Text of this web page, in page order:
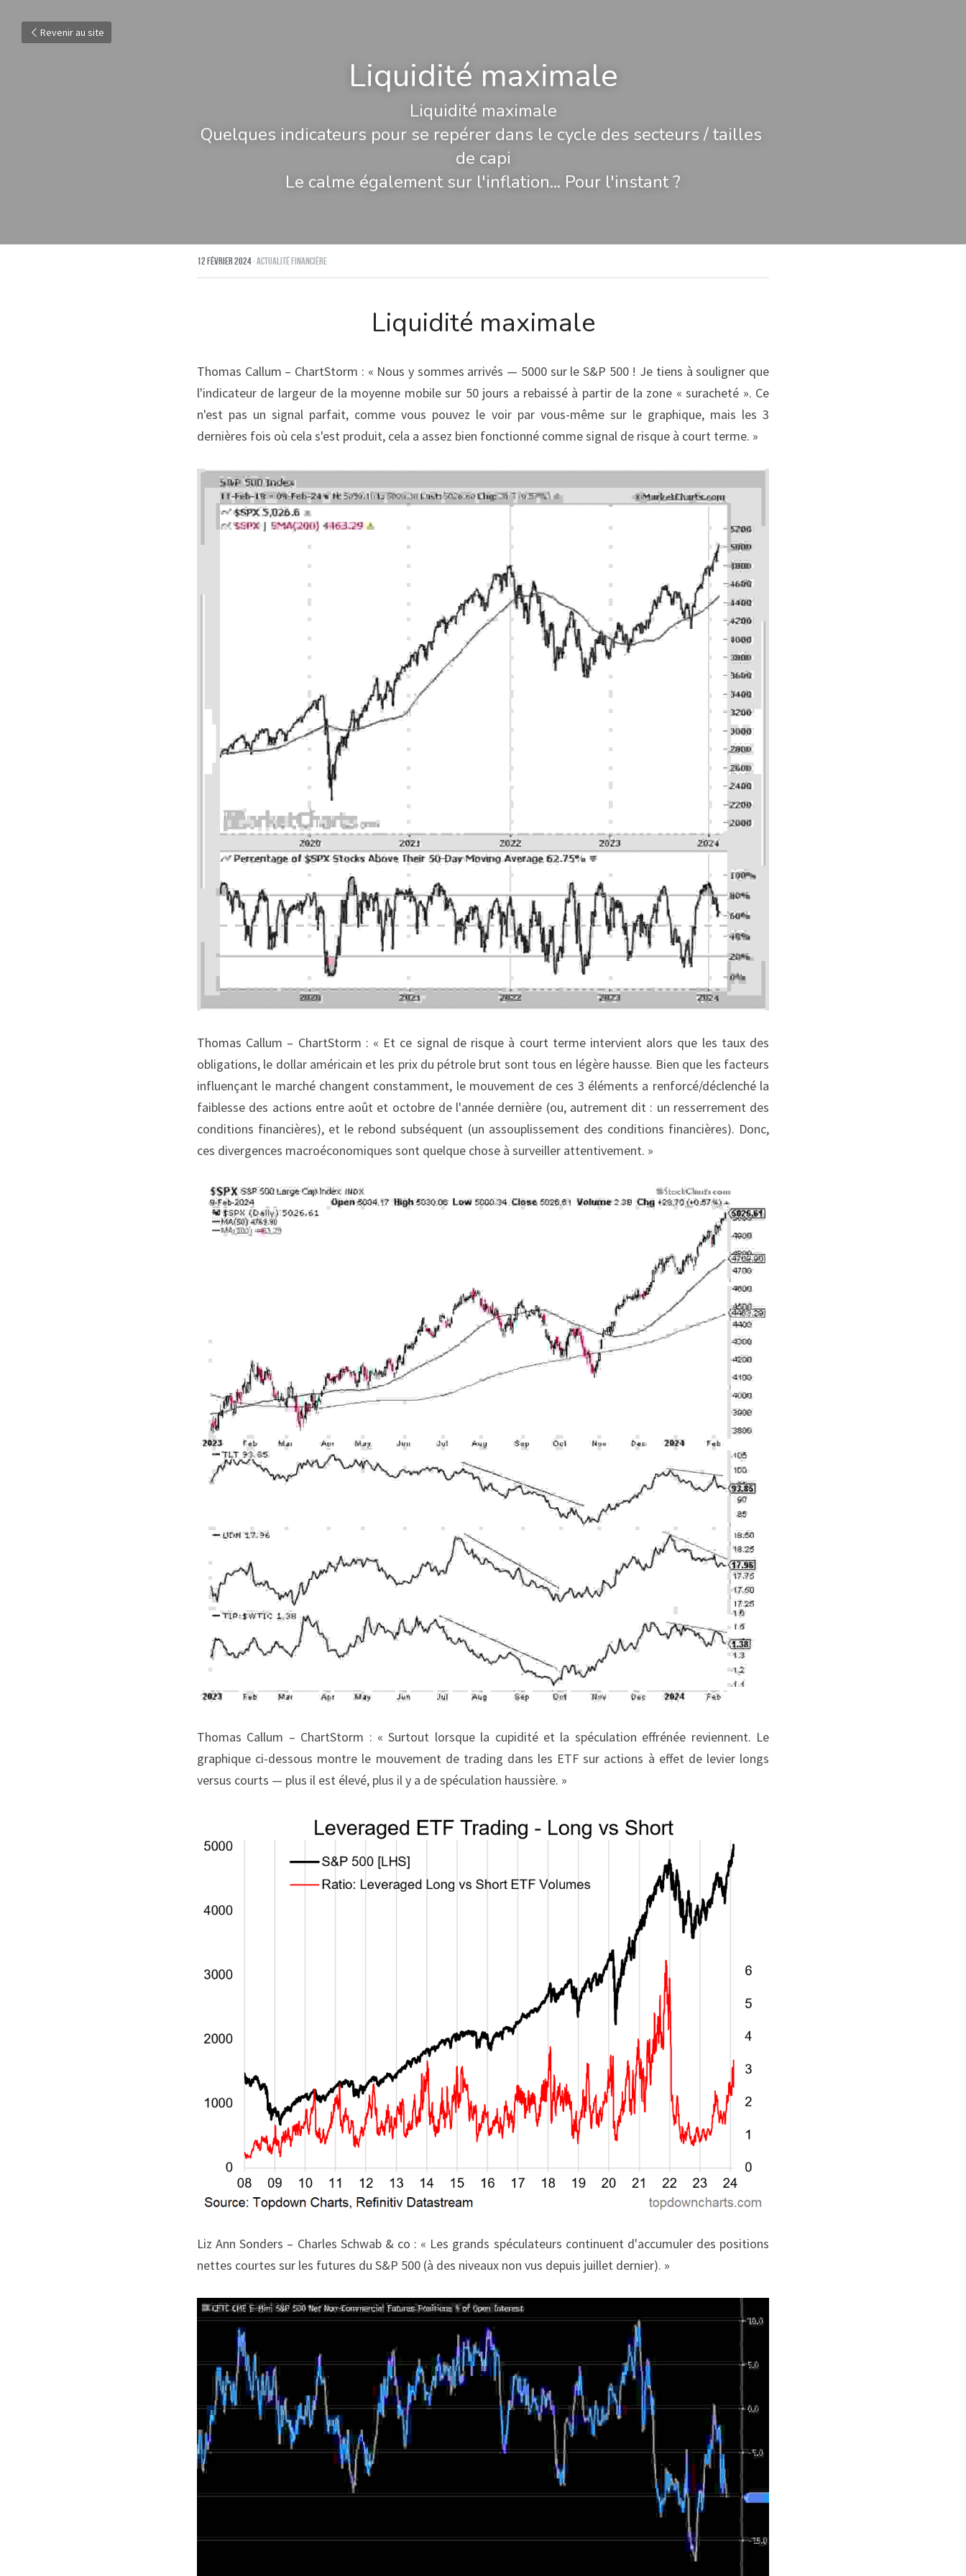
Revenir au site
Liquidité maximale
Liquidité maximale
Quelques indicateurs pour se repérer dans le cycle des secteurs / tailles
de capi
Le calme également sur l'inflation... Pour l'instant ?
12 février 2024·Actualité financière
Liquidité maximale
Thomas Callum – ChartStorm : « Nous y sommes arrivés — 5000 sur le S&P 500 ! Je tiens à souligner que
l'indicateur de largeur de la moyenne mobile sur 50 jours a rebaissé à partir de la zone « suracheté ». Ce
n'est pas un signal parfait, comme vous pouvez le voir par vous-même sur le graphique, mais les 3
dernières fois où cela s'est produit, cela a assez bien fonctionné comme signal de risque à court terme. »
Thomas Callum – ChartStorm : « Et ce signal de risque à court terme intervient alors que les taux des
obligations, le dollar américain et les prix du pétrole brut sont tous en légère hausse. Bien que les facteurs
influençant le marché changent constamment, le mouvement de ces 3 éléments a renforcé/déclenché la
faiblesse des actions entre août et octobre de l'année dernière (ou, autrement dit : un resserrement des
conditions financières), et le rebond subséquent (un assouplissement des conditions financières). Donc,
ces divergences macroéconomiques sont quelque chose à surveiller attentivement. »
Thomas Callum – ChartStorm : « Surtout lorsque la cupidité et la spéculation effrénée reviennent. Le
graphique ci-dessous montre le mouvement de trading dans les ETF sur actions à effet de levier longs
versus courts — plus il est élevé, plus il y a de spéculation haussière. »
Liz Ann Sonders – Charles Schwab & co : « Les grands spéculateurs continuent d'accumuler des positions
nettes courtes sur les futures du S&P 500 (à des niveaux non vus depuis juillet dernier). »